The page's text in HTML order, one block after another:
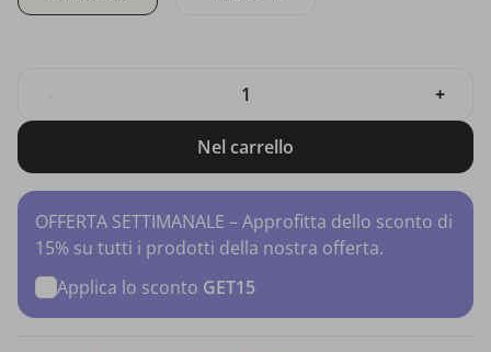
+
Nel carrello
OFFERTA SETTIMANALE – Approfitta dello sconto di
15% su tutti i prodotti della nostra offerta.
Applica lo sconto GET15